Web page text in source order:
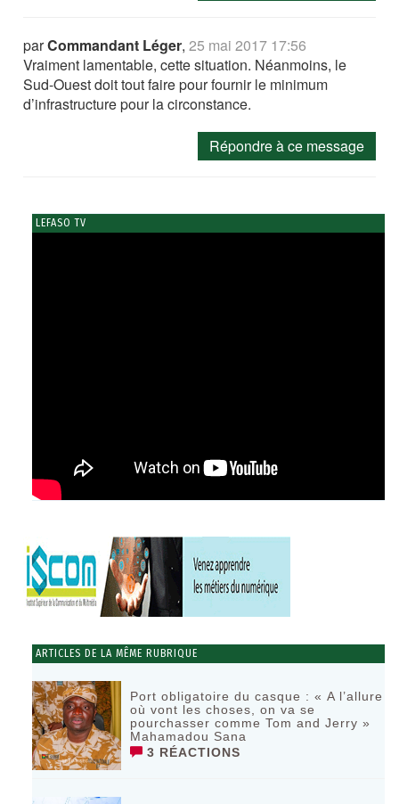
parCommandant Léger,25 mai 2017 17:56
Vraiment lamentable, cette situation. Néanmoins, le
Sud-Ouest doit tout faire pour fournir le minimum
d’infrastructure pour la circonstance.
Répondre à ce message
LEFASO TV
ARTICLES DE LA MÊME RUBRIQUE
Port obligatoire du casque : « A l’allure
où vont les choses, on va se
pourchasser comme Tom and Jerry »
Mahamadou Sana
3 RÉACTIONS